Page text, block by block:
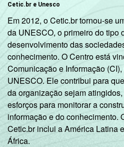
Cetic.br e Unesco
Em 2012, o Cetic.br tornou-se
da UNESCO, o primeiro do tipo
desenvolvimento das
conhecimento. O Centro está
Comunicação e Informação
UNESCO. Ele contribui para
da organização sejam
esforços para monitorar a
informação e do conhecimento.
Cetic.br inclui a América Latina
África.